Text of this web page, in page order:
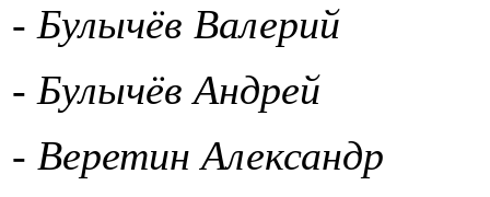
- Булычёв Валерий
- Булычёв Андрей
- Веретин Александр